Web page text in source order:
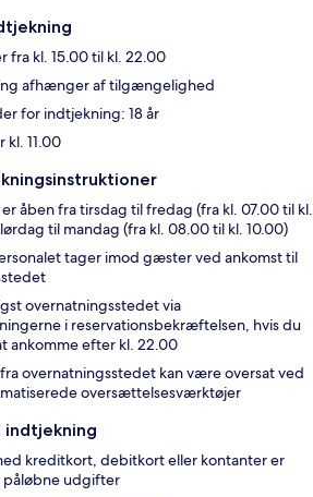
fra kl. 15.00 til kl. 22.00
afhænger af tilgængelighed
for indtjekning: 18 år
kl. 11.00
åben fra tirsdag til fredag (fra kl. 07.00 til kl.
til mandag (fra kl. 08.00 til kl. 10.00)
tager imod gæster ved ankomst til
overnatningsstedet via
i reservationsbekræftelsen, hvis du
ankomme efter kl. 22.00
overnatningsstedet kan være oversat ved
oversættelsesværktøjer
kreditkort, debitkort eller kontanter er
udgifter